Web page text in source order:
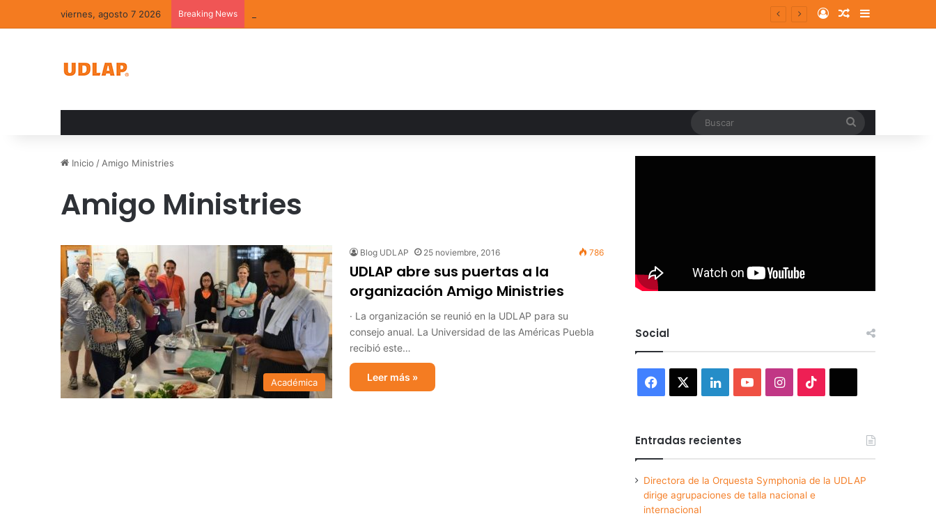
viernes, agosto 7 2026 Breaking News Log InRandom Article
Sidebar
Inicio / Amigo Ministries
Amigo Ministries
Académica
Blog UDLAP 25 noviembre, 2016 786
UDLAP abre sus puertas a la
organización Amigo Ministries
· La organización se reunió en la UDLAP para su
consejo anual. La Universidad de las Américas Puebla
recibió este…
Leer más »
Social
Facebook LinkedInYouTubeInstagram
Entradas recientes
Directora de la Orquesta Symphonia de la UDLAP
dirige agrupaciones de talla nacional e
internacional